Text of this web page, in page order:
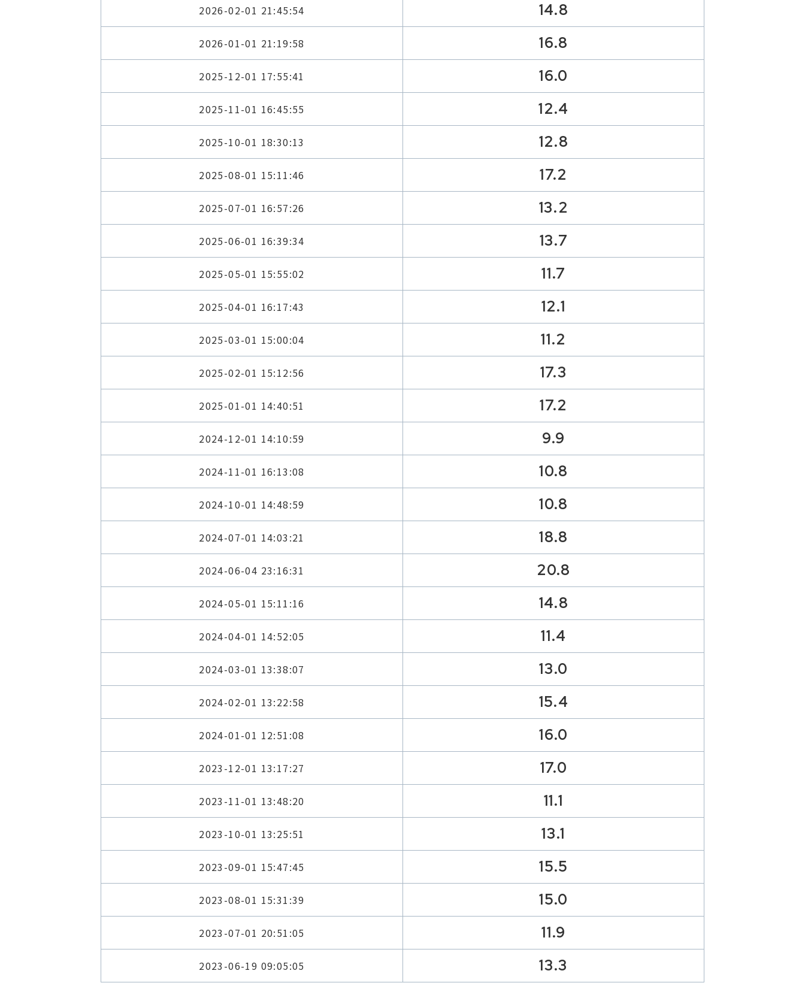
2026-02-01 21:45:54 14.8
2026-01-01 21:19:58 16.8
2025-12-01 17:55:41 16.0
2025-11-01 16:45:55 12.4
2025-10-01 18:30:13 12.8
2025-08-01 15:11:46 17.2
2025-07-01 16:57:26 13.2
2025-06-01 16:39:34 13.7
2025-05-01 15:55:02 11.7
2025-04-01 16:17:43 12.1
2025-03-01 15:00:04 11.2
2025-02-01 15:12:56 17.3
2025-01-01 14:40:51 17.2
2024-12-01 14:10:59 9.9
2024-11-01 16:13:08 10.8
2024-10-01 14:48:59 10.8
2024-07-01 14:03:21 18.8
2024-06-04 23:16:31 20.8
2024-05-01 15:11:16 14.8
2024-04-01 14:52:05 11.4
2024-03-01 13:38:07 13.0
2024-02-01 13:22:58 15.4
2024-01-01 12:51:08 16.0
2023-12-01 13:17:27 17.0
2023-11-01 13:48:20 11.1
2023-10-01 13:25:51 13.1
2023-09-01 15:47:45 15.5
2023-08-01 15:31:39 15.0
2023-07-01 20:51:05 11.9
2023-06-19 09:05:05 13.3